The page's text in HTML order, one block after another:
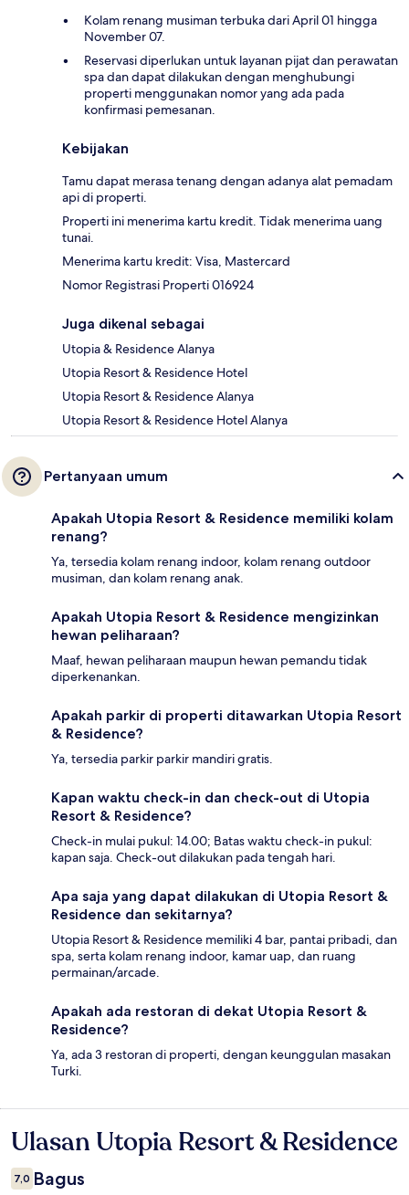
Kolam renang musiman terbuka dari April 01 hingga
November 07.
Reservasi diperlukan untuk layanan pijat dan perawatan
spa dan dapat dilakukan dengan menghubungi
properti menggunakan nomor yang ada pada
konfirmasi pemesanan.
Kebijakan
Tamu dapat merasa tenang dengan adanya alat pemadam
api di properti.
Properti ini menerima kartu kredit. Tidak menerima uang
tunai.
Menerima kartu kredit: Visa, Mastercard
Nomor Registrasi Properti 016924
Juga dikenal sebagai
Utopia & Residence Alanya
Utopia Resort & Residence Hotel
Utopia Resort & Residence Alanya
Utopia Resort & Residence Hotel Alanya
Pertanyaan umum
Apakah Utopia Resort & Residence memiliki kolam
renang?
Ya, tersedia kolam renang indoor, kolam renang outdoor
musiman, dan kolam renang anak.
Apakah Utopia Resort & Residence mengizinkan
hewan peliharaan?
Maaf, hewan peliharaan maupun hewan pemandu tidak
diperkenankan.
Apakah parkir di properti ditawarkan Utopia Resort
& Residence?
Ya, tersedia parkir parkir mandiri gratis.
Kapan waktu check-in dan check-out di Utopia
Resort & Residence?
Check-in mulai pukul: 14.00; Batas waktu check-in pukul:
kapan saja. Check-out dilakukan pada tengah hari.
Apa saja yang dapat dilakukan di Utopia Resort &
Residence dan sekitarnya?
Utopia Resort & Residence memiliki 4 bar, pantai pribadi, dan
spa, serta kolam renang indoor, kamar uap, dan ruang
permainan/arcade.
Apakah ada restoran di dekat Utopia Resort &
Residence?
Ya, ada 3 restoran di properti, dengan keunggulan masakan
Turki.
Ulasan
Ulasan Utopia Resort & Residence
7,0 Bagus